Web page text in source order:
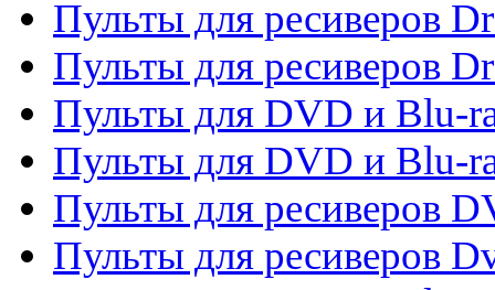
Пульты для ресиверов
Пульты для ресиверов
Пульты для DVD и Blu-
Пульты для DVD и Blu-
Пульты для ресиверов
Пульты для ресиверов